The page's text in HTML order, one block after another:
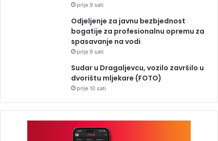
prije 9 sati
Odjeljenje za javnu bezbjednost
bogatije za profesionalnu opremu za
spasavanje na vodi
prije 9 sati
Sudar u Dragaljevcu, vozilo završilo u
dvorištu mljekare (FOTO)
prije 10 sati